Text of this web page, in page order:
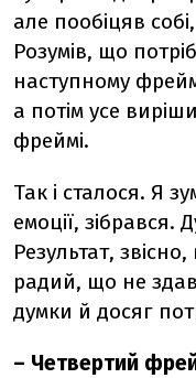
але пообіцяв
Розумів, що
наступному
а потім усе
фреймі.
Так і сталося. Я
емоції,
Результат,
радий, що не
думки й досяг
– Четвертий